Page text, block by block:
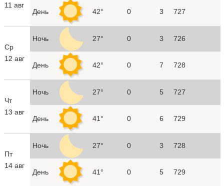
11 авг
День 42° 0 3 727
Ср
12 авг
Ночь 27° 0 3 726
День 42° 0 7 728
Чт
13 авг
Ночь 27° 0 5 727
День 41° 0 6 729
Пт
14 авг
Ночь 27° 0 3 728
День 41° 0 5 729